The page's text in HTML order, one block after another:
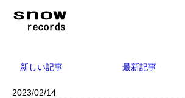
新しい記事 最新記事
2023/02/14